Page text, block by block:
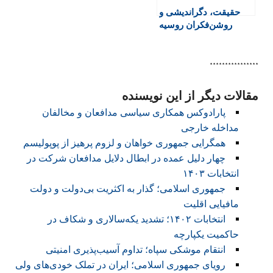
حقیقت، دگراندیشی و
روشن‌فکران روسیه
****************
مقالات دیگر از این نویسنده
پارادوکس همکاری سیاسی مدافعان و مخالفان
مداخله خارجی
همگرایی جمهوری خواهان و لزوم پرهیز از پوپولیسم
چهار دلیل عمده در ابطال دلایل مدافعان شرکت در
انتخابات ۱۴۰۳
جمهوری اسلامی؛ گذار به اکثریت بی‌دولت و دولت
مافیایی اقلیت
انتخابات ۱۴۰۲؛ تشدید یکه‌سالاری و شکاف در
حاکمیت یکپارچه
انتقام موشکی سپاه؛ تداوم آسیب‌پذیری امنیتی
رویای جمهوری اسلامی؛ ایران در تملک خودی‌های ولی